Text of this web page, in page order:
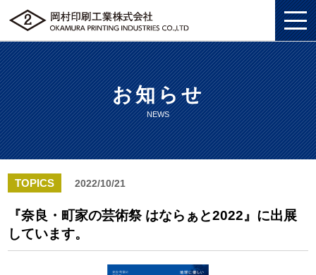
私たちについて
私たちについてトップ
SDGS
環境
総合印刷ソリューション
総合印刷ソリューショントップ
商業印刷
美術印刷
企画・制作
企画・制作トップ
プロモーションツール
ソリューション
ソリューショントップ
グッズ
お知らせ
NEWS
TOPICS 2022/10/21
『奈良・町家の芸術祭 はならぁと2022』に出展
しています。